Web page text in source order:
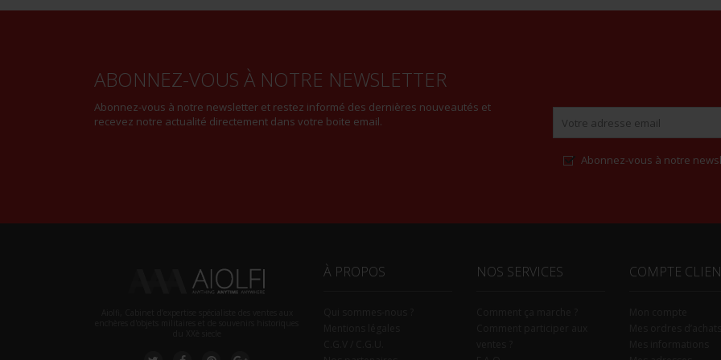
ABONNEZ-VOUS À NOTRE NEWSLETTER
Abonnez-vous à notre newsletter et restez informé des dernières nouveautés et
recevez notre actualité directement dans votre boite email.
Abonnez-vous à notre
À PROPOS NOS SERVICES COMPTE